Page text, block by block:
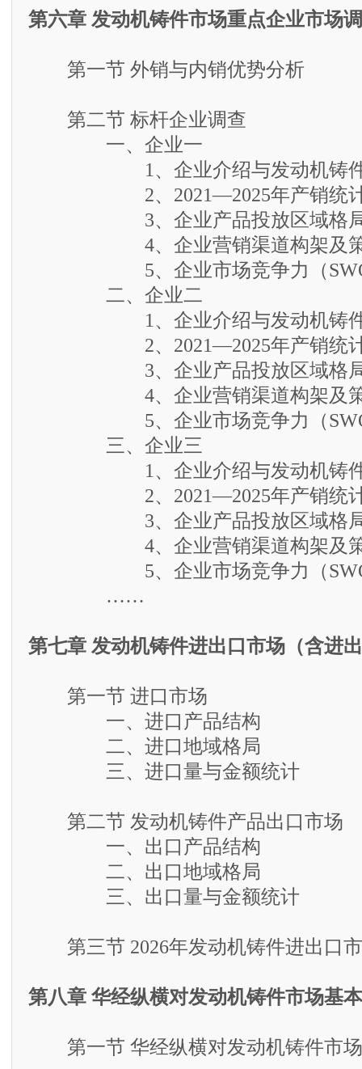
第六章 发动机铸件市场重点企业市场
第一节 外销与内销优势分析
第二节 标杆企业调查
一、企业一
1、企业介绍与发动机铸件
2、2021—2025年产销统计
3、企业产品投放区域格
4、企业营销渠道构架及
5、企业市场竞争力（
二、企业二
1、企业介绍与发动机铸件
2、2021—2025年产销统计
3、企业产品投放区域格
4、企业营销渠道构架及
5、企业市场竞争力（
三、企业三
1、企业介绍与发动机铸件
2、2021—2025年产销统计
3、企业产品投放区域格
4、企业营销渠道构架及
5、企业市场竞争力（
……
第七章 发动机铸件进出口市场（含进
第一节 进口市场
一、进口产品结构
二、进口地域格局
三、进口量与金额统计
第二节 发动机铸件产品出口市场
一、出口产品结构
二、出口地域格局
三、出口量与金额统计
第三节 2026年发动机铸件进出口
第八章 华经纵横对发动机铸件市场基
第一节 华经纵横对发动机铸件市场